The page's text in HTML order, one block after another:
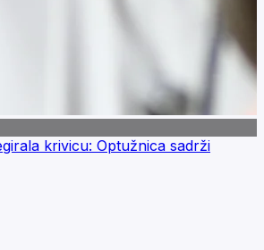
krivicu: Optužnica sadrži